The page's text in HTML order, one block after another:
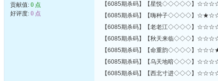
贡献值: 0 点
好评度: 0 点
【6085期杀码】【星悦◇◇◇◇◇】
【6085期杀码】【嗨种子◇◇◇◇】
【6085期杀码】【老老江◇◇◇◇】
【6085期杀码】【秋天来临◇◇◇】
【6085期杀码】【命重韵◇◇◇◇】
【6085期杀码】【乌天地暗◇◇◇】
【6085期杀码】【西北寸进◇◇◇】